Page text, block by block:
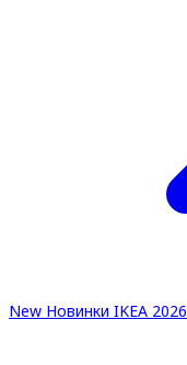
New Новинки IKEA 2026